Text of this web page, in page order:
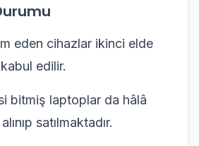
eden cihazlar ikinci elde
edilir.
bitmiş laptoplar da hâlâ
satılmaktadır.